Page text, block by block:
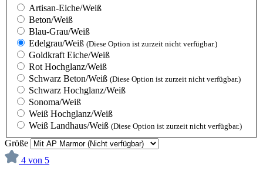
Artisan-Eiche/Weiß
Beton/Weiß
Blau-Grau/Weiß
Edelgrau/Weiß (Diese Option ist zurzeit nicht verfügbar.)
Goldkraft Eiche/Weiß
Rot Hochglanz/Weiß
Schwarz Beton/Weiß (Diese Option ist zurzeit nicht verfügbar.)
Schwarz Hochglanz/Weiß
Sonoma/Weiß
Weiß Hochglanz/Weiß
Weiß Landhaus/Weiß (Diese Option ist zurzeit nicht verfügbar.)
Größe
4 von 5